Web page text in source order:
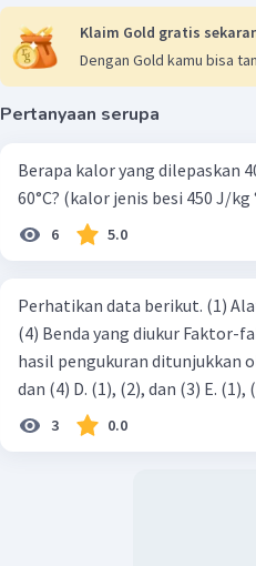
Ditanya: R...?
Soal ini dapat
ρ = RA/L
dengan
ρ = hambatan jenis
L = panjang
R = (1,68 x 10-7x 10)/ (2
R = 0,84 𝞨
Jadi jawaban yang
Klaim Gold gratis
Dengan Gold kamu bisa
Pertanyaan serupa
Berapa kalor yang dilepaskan
60°C? (kalor jenis besi 450 J/kg
6 5.0
Perhatikan data berikut. (1)
(4) Benda yang diukur Faktor-
hasil pengukuran ditunjukkan oleh data nomor ... A.
dan (4) D. (1),
3 0.0